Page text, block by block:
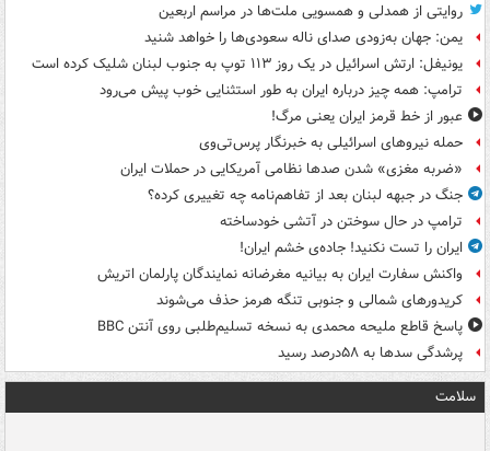
روایتی از همدلی و همسویی ملت‌ها در مراسم اربعین
یمن: جهان به‌زودی صدای ناله سعودی‌ها را خواهد شنید
یونیفل: ارتش اسرائیل در یک روز ۱۱۳ توپ به جنوب لبنان شلیک کرده است
ترامپ: همه چیز درباره ایران به طور استثنایی خوب پیش می‌رود
عبور از خط قرمز ایران یعنی مرگ!
حمله نیروهای اسرائیلی به خبرنگار پرس‌تی‌وی
«ضربه مغزی» شدن صدها نظامی آمریکایی در حملات ایران
جنگ در جبهه لبنان بعد از تفاهم‌نامه چه تغییری کرده؟
ترامپ در حال سوختن در آتشی خودساخته
ایران را تست نکنید! جاده‌ی خشم ایران!
واکنش سفارت ایران به بیانیه مغرضانه نمایندگان پارلمان اتریش
کریدورهای شمالی و جنوبی تنگه هرمز حذف می‌شوند
پاسخ قاطع ملیحه محمدی به نسخه تسلیم‌طلبی روی آنتن BBC
پرشدگی سدها به ۵۸درصد رسید
سلامت